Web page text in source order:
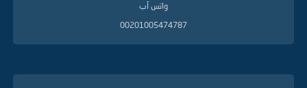
واتس آب
00201005474787